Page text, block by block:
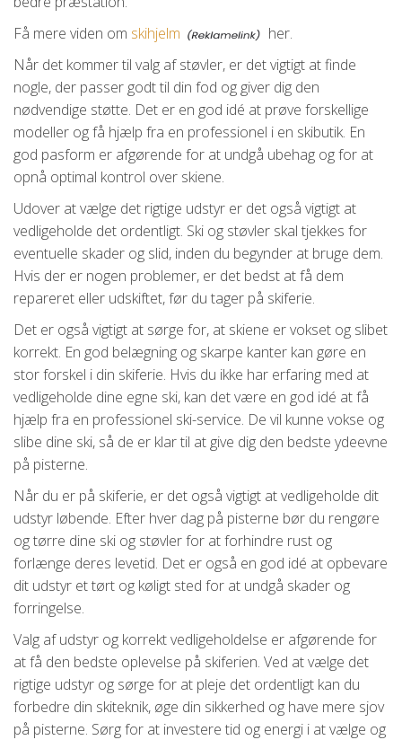
Få mere viden om skihjelm
her.
Når det kommer til valg af støvler, er det vigtigt at finde
nogle, der passer godt til din fod og giver dig den
nødvendige støtte. Det er en god idé at prøve forskellige
modeller og få hjælp fra en professionel i en skibutik. En
god pasform er afgørende for at undgå ubehag og for at
opnå optimal kontrol over skiene.
Udover at vælge det rigtige udstyr er det også vigtigt at
vedligeholde det ordentligt. Ski og støvler skal tjekkes for
eventuelle skader og slid, inden du begynder at bruge dem.
Hvis der er nogen problemer, er det bedst at få dem
repareret eller udskiftet, før du tager på skiferie.
Det er også vigtigt at sørge for, at skiene er vokset og slibet
korrekt. En god belægning og skarpe kanter kan gøre en
stor forskel i din skiferie. Hvis du ikke har erfaring med at
vedligeholde dine egne ski, kan det være en god idé at få
hjælp fra en professionel ski-service. De vil kunne vokse og
slibe dine ski, så de er klar til at give dig den bedste ydeevne
på pisterne.
Når du er på skiferie, er det også vigtigt at vedligeholde dit
udstyr løbende. Efter hver dag på pisterne bør du rengøre
og tørre dine ski og støvler for at forhindre rust og
forlænge deres levetid. Det er også en god idé at opbevare
dit udstyr et tørt og køligt sted for at undgå skader og
forringelse.
Valg af udstyr og korrekt vedligeholdelse er afgørende for
at få den bedste oplevelse på skiferien. Ved at vælge det
rigtige udstyr og sørge for at pleje det ordentligt kan du
forbedre din skiteknik, øge din sikkerhed og have mere sjov
på pisterne. Sørg for at investere tid og energi i at vælge og